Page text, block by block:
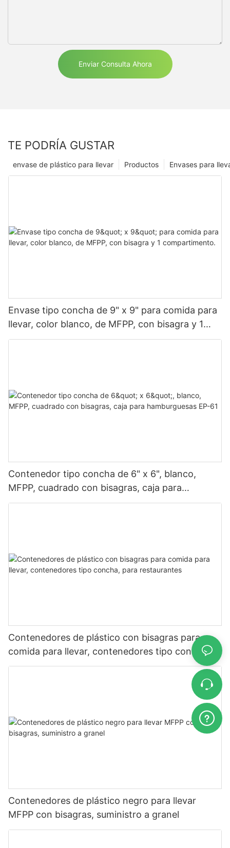
Enviar Consulta Ahora
TE PODRÍA GUSTAR
Envases para
Productos
envase de plástico para llevar
Envase tipo concha de 9" x 9" para comida para
llevar, color blanco, de MFPP, con bisagra y 1
compartimento.
Contenedor tipo concha de 6" x 6", blanco,
MFPP, cuadrado con bisagras, caja para
hamburguesas EP-61
Contenedores de plástico con bisagras para
comida para llevar, contenedores tipo concha,
para restaurantes
Contenedores de plástico negro para llevar
MFPP con bisagras, suministro a granel